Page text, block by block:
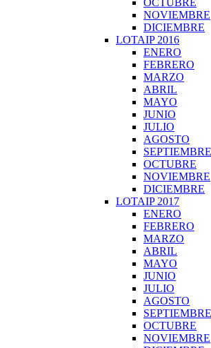
OCTUBRE
NOVIEMBRE
DICIEMBRE
LOTAIP 2016
ENERO
FEBRERO
MARZO
ABRIL
MAYO
JUNIO
JULIO
AGOSTO
SEPTIEMBRE
OCTUBRE
NOVIEMBRE
DICIEMBRE
LOTAIP 2017
ENERO
FEBRERO
MARZO
ABRIL
MAYO
JUNIO
JULIO
AGOSTO
SEPTIEMBRE
OCTUBRE
NOVIEMBRE